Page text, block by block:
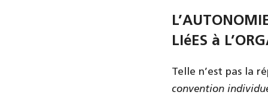
LIéES à
Telle n’est pas la
convention